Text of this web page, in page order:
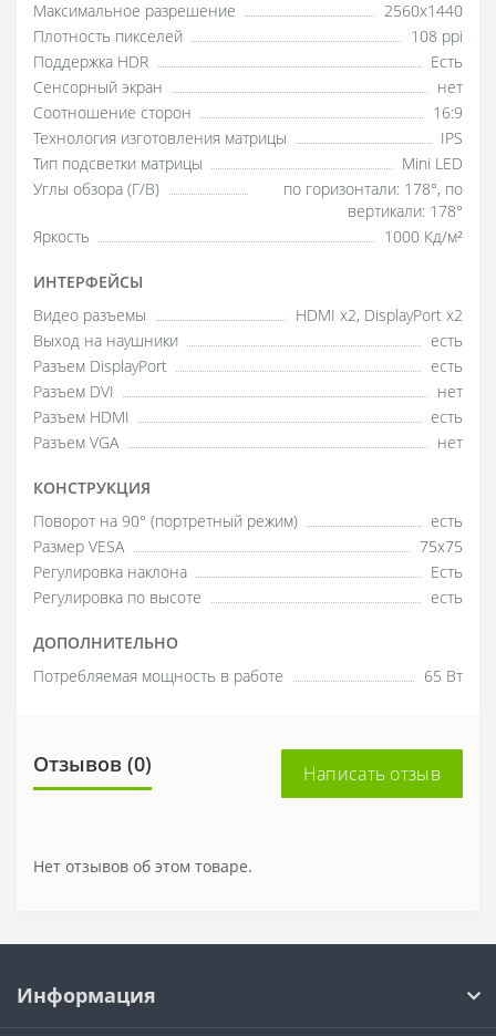
Максимальное разрешение
2560x1440
Плотность пикселей
108 ppi
Поддержка HDR
Есть
Сенсорный экран
нет
Соотношение сторон
16:9
Технология изготовления матрицы
IPS
Тип подсветки матрицы
Mini LED
Углы обзора (Г/В)
по горизонтали: 178°, по
вертикали: 178°
Яркость
1000 Кд/м²
ИНТЕРФЕЙСЫ
Видео разъемы
HDMI x2, DisplayPort x2
Выход на наушники
есть
Разъем DisplayPort
есть
Разъем DVI
нет
Разъем HDMI
есть
Разъем VGA
нет
КОНСТРУКЦИЯ
Поворот на 90° (портретный режим)
есть
Размер VESA
75х75
Регулировка наклона
Есть
Регулировка по высоте
есть
ДОПОЛНИТЕЛЬНО
Потребляемая мощность в работе 65 Вт
Отзывов (0) Написать отзыв
Нет отзывов об этом товаре.
Информация